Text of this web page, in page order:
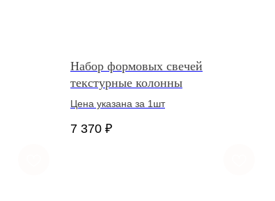
Набор формовых свечей
текстурные колонны
Цена указана за 1шт
7 370 ₽